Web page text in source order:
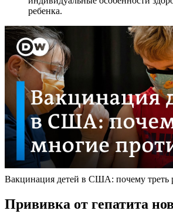
ребенка.
Вакцинация детей в США: почему треть
Прививка от гепатита